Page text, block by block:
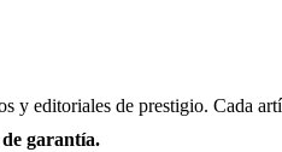
y editoriales de prestigio. Cada
garantía.